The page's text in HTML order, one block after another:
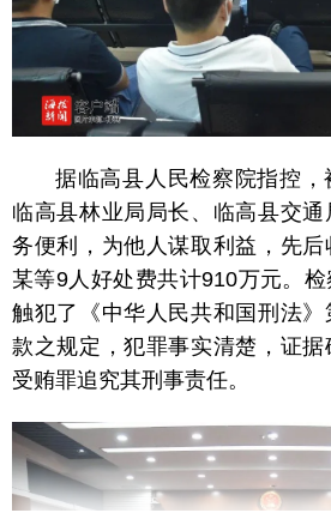
据临高县人民检察院指控
临高县林业局局长、临高县交
务便利，为他人谋取利益，先
某等9人好处费共计910万元。
触犯了《中华人民共和国刑法
款之规定，犯罪事实清楚，证
受贿罪追究其刑事责任。